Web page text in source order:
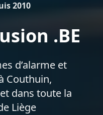
2010
.BE
d’alarme et
Couthuin,
dans toute la
Liège